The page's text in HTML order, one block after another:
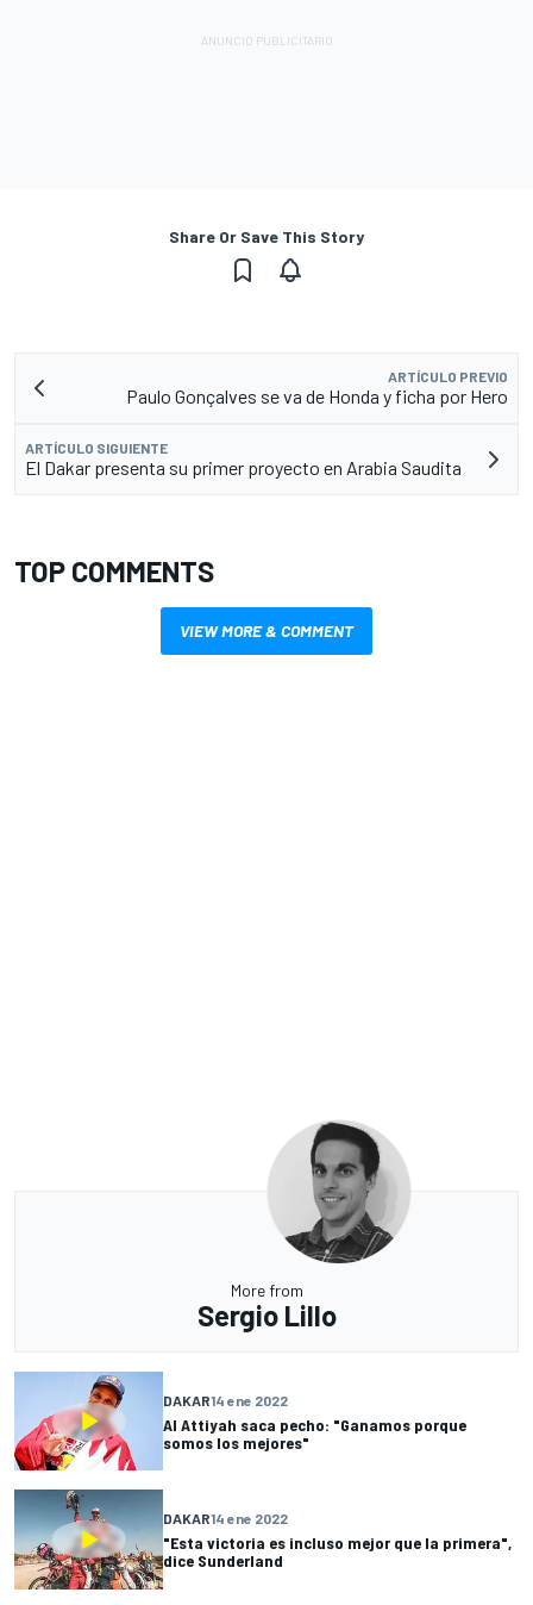
Share Or Save This Story
ARTÍCULO PREVIO
Paulo Gonçalves se va de Honda y ficha por Hero
ARTÍCULO SIGUIENTE
El Dakar presenta su primer proyecto en Arabia Saudita
TOP COMMENTS
VIEW MORE & COMMENT
More from
Sergio Lillo
DAKAR14 ene 2022
Al Attiyah saca pecho: "Ganamos porque
somos los mejores"
DAKAR14 ene 2022
"Esta victoria es incluso mejor que la primera",
dice Sunderland